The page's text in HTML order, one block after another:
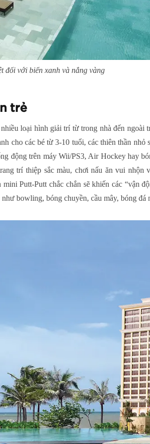
đối với biển xanh và nắng vàng
trẻ
loại hình giải trí từ trong nhà đến ngoài
cho các bé từ 3-10 tuổi, các thiên thần nhỏ
động trên máy Wii/PS3, Air Hockey hay
trí thiệp sắc màu, chơi nấu ăn vui nhộn
Putt-Putt chắc chắn sẽ khiến các “vận
bowling, bóng chuyền, cầu mây, bóng